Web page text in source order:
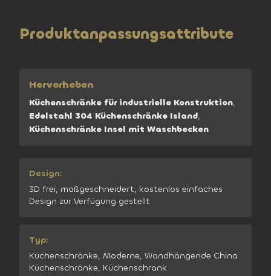
Produktanpassungsattribute
Hervorheben
Küchenschränke für industrielle Konstruktion,
Edelstahl 304 Küchenschränke Island,
Küchenschränke Insel mit Waschbecken
Design:
3D frei, maßgeschneidert, kostenlos einfaches
Design zur Verfügung gestellt
Typ:
Küchenschränke, Moderne, Wandhängende China
Küchenschränke, Küchenschrank